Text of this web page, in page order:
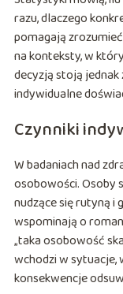
razu, dlaczego
pomagają
na konteksty, w
decyzją stoją
indywidualne
Czynniki
W badaniach nad
osobowości. Osoby
nudzące się rutyną i
wspominają o
„taka osobowość
wchodzi w sytuacje,
konsekwencje